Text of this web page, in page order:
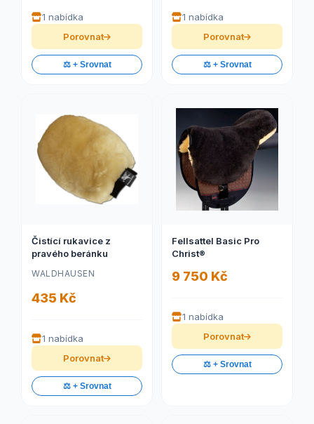
1 nabídka
Porovnat
⚖️ + Srovnat
1 nabídka
Porovnat
⚖️ + Srovnat
Čistící rukavice z
pravého beránku
WALDHAUSEN
435 Kč
1 nabídka
Porovnat
⚖️ + Srovnat
Fellsattel Basic Pro
Christ®
9 750 Kč
1 nabídka
Porovnat
⚖️ + Srovnat